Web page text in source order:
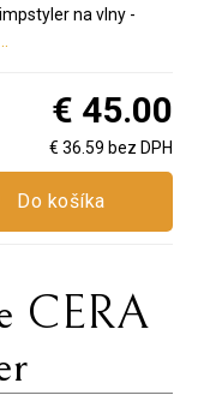
na vlny -
€ 45.00
€ 36.59 bez DPH
Do košíka
CERA